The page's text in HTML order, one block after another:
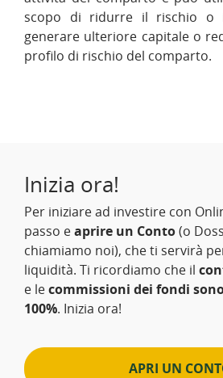
scopo di ridurre il rischio o
generare ulteriore capitale o
profilo di rischio del comparto.
Inizia ora!
Per iniziare ad investire con
passo eaprire un Conto(o
chiamiamo noi), che ti servirà
liquidità. Ti ricordiamo che il
e lecommissioni dei fondi
100%. Inizia ora!
APRI UN